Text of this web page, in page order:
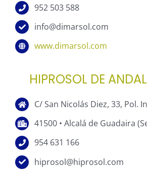
952 503 588
info@dimarsol.com
www.dimarsol.com
HIPROSOL DE
C/ San Nicolás Diez, 33, Pol.
41500 • Alcalá de Guadaira
954 631 166
hiprosol@hiprosol.com